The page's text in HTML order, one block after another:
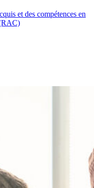
et des compétences en